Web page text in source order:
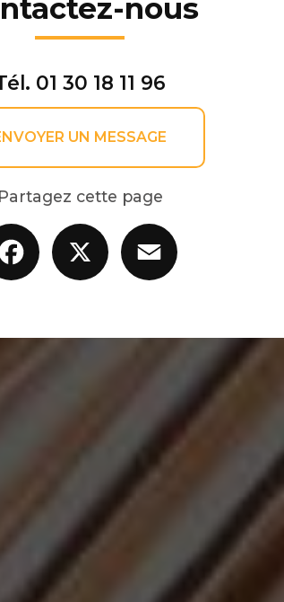
nous
01 30 18 11 96
UN MESSAGE
Partagez cette page
Facebook